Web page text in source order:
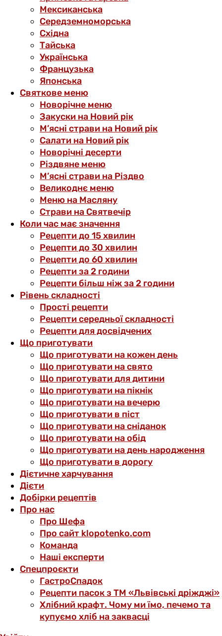
Мексиканська
Середземноморська
Східна
Тайська
Українська
Французька
Японська
Святкове меню
Новорічне меню
Закуски на Новий рік
М’ясні страви на Новий рік
Салати на Новий рік
Новорічні десерти
Різдвяне меню
М’ясні страви на Різдво
Великоднє меню
Меню на Масляну
Страви на Святвечір
Коли час має значення
Рецепти до 15 хвилин
Рецепти до 30 хвилин
Рецепти до 60 хвилин
Рецепти за 2 години
Рецепти більш ніж за 2 години
Рівень складності
Прості рецепти
Рецепти середньої складності
Рецепти для досвідчених
Що приготувати
Що приготувати на кожен день
Що приготувати на свято
Що приготувати для дитини
Що приготувати на пікнік
Що приготувати на вечерю
Що приготувати в піст
Що приготувати на сніданок
Що приготувати на обід
Що приготувати на день народження
Що приготувати в дорогу
Дієтичне харчування
Дієти
Добірки рецептів
Про нас
Про Шефа
Про сайт klopotenko.com
Команда
Наші експерти
Спецпроєкти
ГастроСпадок
Рецепти пасок з ТМ «Львівські дріжджі»
Хлібний крафт. Чому ми їмо, печемо та
купуємо хліб на заквасці